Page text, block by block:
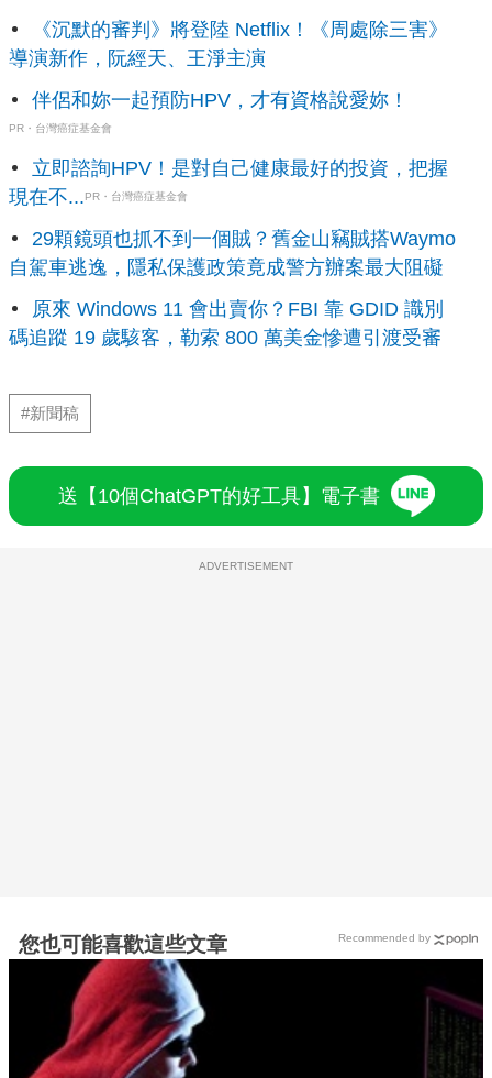
《沉默的審判》將登陸 Netflix！《周處除三害》
導演新作，阮經天、王淨主演
伴侶和妳一起預防HPV，才有資格說愛妳！
PR・台灣癌症基金會
立即諮詢HPV！是對自己健康最好的投資，把握
現在不...PR・台灣癌症基金會
29顆鏡頭也抓不到一個賊？舊金山竊賊搭Waymo
自駕車逃逸，隱私保護政策竟成警方辦案最大阻礙
原來 Windows 11 會出賣你？FBI 靠 GDID 識別
碼追蹤 19 歲駭客，勒索 800 萬美金慘遭引渡受審
#新聞稿
送【10個ChatGPT的好工具】電子書
ADVERTISEMENT
您也可能喜歡這些文章 Recommended by